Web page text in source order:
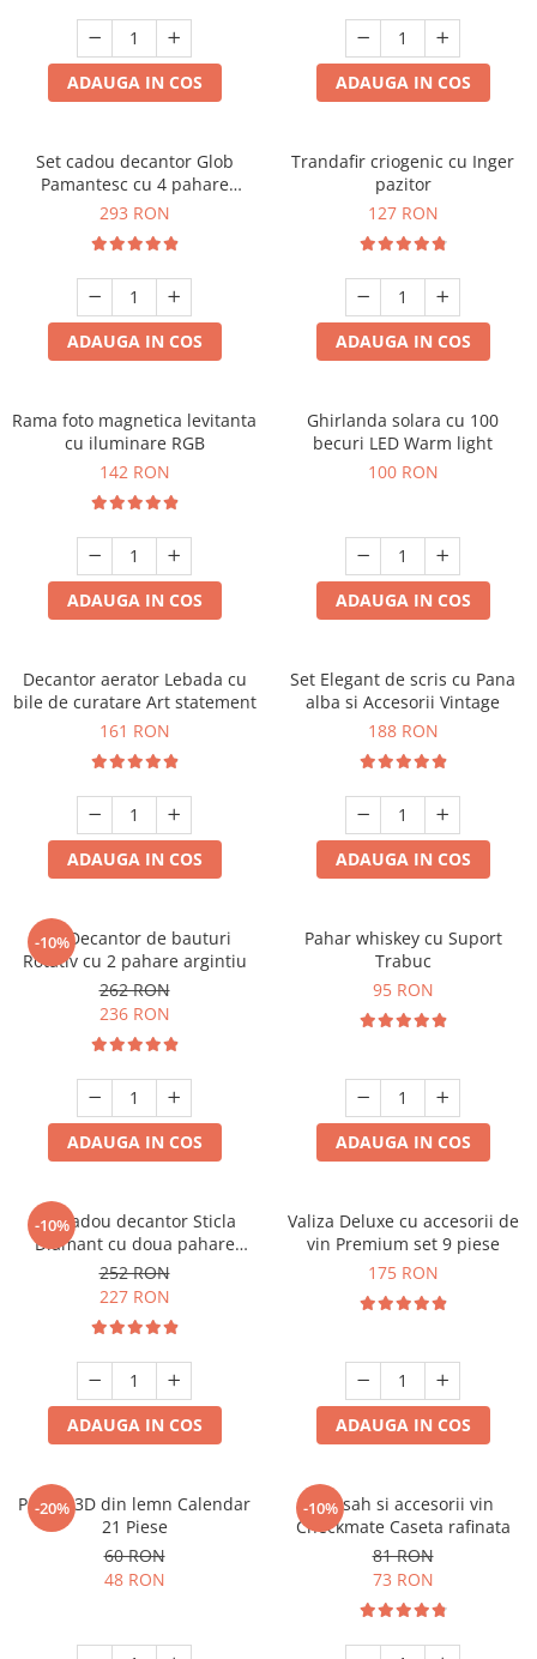
Cadouri Fete
Pentru Copilul din tine
Cadouri Haioase
Cadouri Majorat
Cadouri pentru Nasi
Cadouri pentru Bunici
Cadouri pentru Sefi
Cel ce are tot
Cani si Termosuri
Jocuri si Puzzle
Produse pentru Calatorie
Cadouri Sfantul Alexandru
Cadouri Sfanta Ana
Cadouri Sfanta Maria
Cadouri Sfintii Mihail si Gavriil
ADAUGA IN COS ADAUGA IN COS
Set cadou decantor Glob
Pamantesc cu 4 pahare
Deluxe
293 RON
ADAUGA IN COS
Trandafir criogenic cu Inger
pazitor
127 RON
ADAUGA IN COS
Rama foto magnetica levitanta
cu iluminare RGB
142 RON
ADAUGA IN COS
Ghirlanda solara cu 100
becuri LED Warm light
100 RON
ADAUGA IN COS
Decantor aerator Lebada cu
bile de curatare Art statement
161 RON
ADAUGA IN COS
Set Elegant de scris cu Pana
alba si Accesorii Vintage
188 RON
ADAUGA IN COS
-10%
Set Decantor de bauturi
Rotativ cu 2 pahare argintiu
262 RON
236 RON
ADAUGA IN COS
Pahar whiskey cu Suport
Trabuc
95 RON
ADAUGA IN COS
-10%
Set cadou decantor Sticla
Diamant cu doua pahare
Deluxe
252 RON
227 RON
ADAUGA IN COS
Valiza Deluxe cu accesorii de
vin Premium set 9 piese
175 RON
ADAUGA IN COS
-20%
Puzzle 3D din lemn Calendar
21 Piese
60 RON
48 RON
-10%
Set sah si accesorii vin
Checkmate Caseta rafinata
81 RON
73 RON